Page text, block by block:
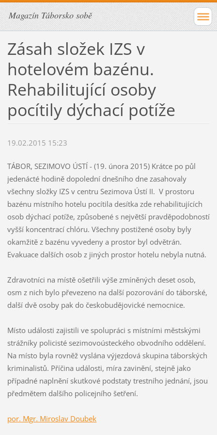
Magazín Táborsko sobě
Zásah složek IZS v
hotelovém bazénu.
Rehabilitující osoby
pocítily dýchací potíže
19.02.2015 15:23
TÁBOR, SEZIMOVO ÚSTÍ - (19. února 2015) Krátce po půl
jedenácté hodině dopolední dnešního dne zasahovaly
všechny složky IZS v centru Sezimova Ústí II. V prostoru
bazénu místního hotelu pocítila desítka zde rehabilitujících
osob dýchací potíže, způsobené s největší pravděpodobností
vyšší koncentrací chlóru. Všechny postižené osoby byly
okamžitě z bazénu vyvedeny a prostor byl odvětrán.
Evakuace dalších osob z jiných prostor hotelu nebyla nutná.
Zdravotníci na místě ošetřili výše zmíněných deset osob,
osm z nich bylo převezeno na další pozorování do táborské,
další dvě osoby pak do českobudějovické nemocnice.
Místo události zajistili ve spolupráci s místními městskými
strážníky policisté sezimovoústeckého obvodního oddělení.
Na místo byla rovněž vyslána výjezdová skupina táborských
kriminalistů. Příčina události, míra zavinění, stejně jako
případné naplnění skutkové podstaty trestního jednání, jsou
předmětem dalšího policejního šetření.
por. Mgr. Miroslav Doubek